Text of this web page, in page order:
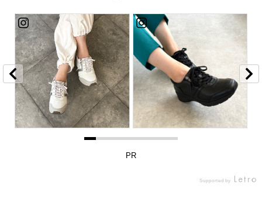
PR
Supported by